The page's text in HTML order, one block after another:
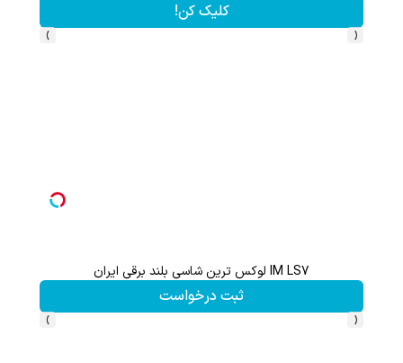
کلیک کن!
‹
›
IM LS7 لوکس ترین شاسی بلند برقی ایران
ثبت درخواست
‹
›